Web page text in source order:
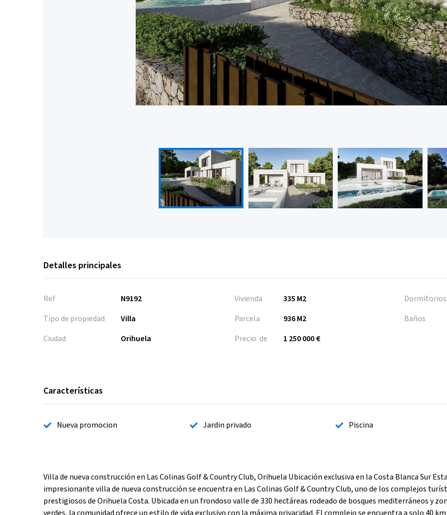
Detalles principales
Ref
N9192
Tipo de propiedad
Villa
Ciudad
Orihuela
Vivienda
335 M2
Parcela
936 M2
Precio de
1 250 000 €
Dormitorios
Baños
Características
Nueva promocion Jardin privado Piscina
Villa de nueva construcción en Las Colinas Golf & Country Club, Orihuela Ubicación exclusiva en la Costa Blanca Sur
impresionante villa de nueva construcción se encuentra en Las Colinas Golf & Country Club, uno de los complejos
prestigiosos de Orihuela Costa. Ubicada en un frondoso valle de 330 hectáreas rodeado de bosques mediterráneos y